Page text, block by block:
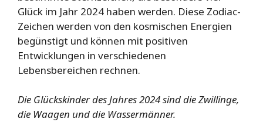
Glück im Jahr 2024 haben werden. Diese Zodiac-
Zeichen werden von den kosmischen Energien
begünstigt und können mit positiven
Entwicklungen in verschiedenen
Lebensbereichen rechnen.
Die Glückskinder des Jahres 2024 sind die Zwillinge,
die Waagen und die Wassermänner.